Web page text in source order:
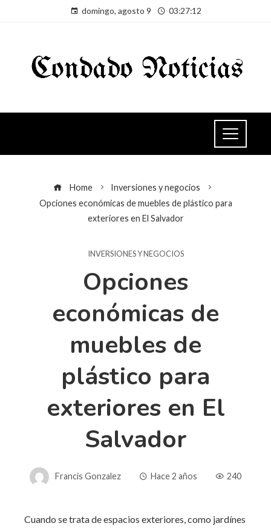
domingo, agosto 9 03:27:12
Home
Inversiones y negocios
Opciones económicas de muebles de plástico para
exteriores en El Salvador
INVERSIONES Y NEGOCIOS
Opciones
económicas de
muebles de
plástico para
exteriores en El
Salvador
Francis Gonzalez Hace 2 años 240
Cuando se trata de espacios exteriores, como jardínes